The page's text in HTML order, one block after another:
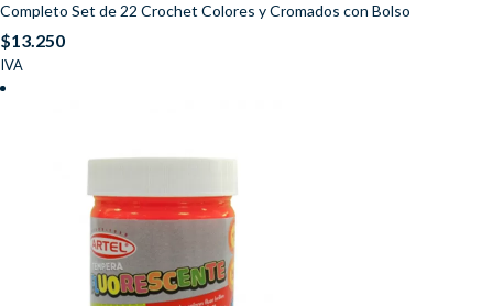
Completo Set de 22 Crochet Colores y Cromados con Bolso
$13.250
IVA